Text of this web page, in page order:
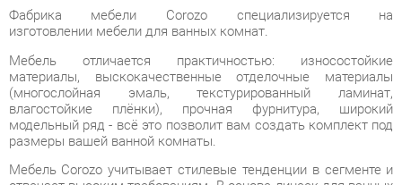
Мебель отличается практичностью: износостойкие
материалы, выскокачественные отделочные материалы
(многослойная эмаль, текстурированный ламинат,
влагостойкие плёнки), прочная фурнитура, широкий
модельный ряд - всё это позволит вам создать комплект под
размеры вашей ванной комнаты.
Мебель Corozo учитывает стилевые тенденции в сегменте и
отвечает высоким требованиям. В основе линеек для ванных
комнат заложены функциональность, универсальность и
минимализм. Разнообразие стилей позволит вам подобрать
подходящее под ваш дизайн решение.